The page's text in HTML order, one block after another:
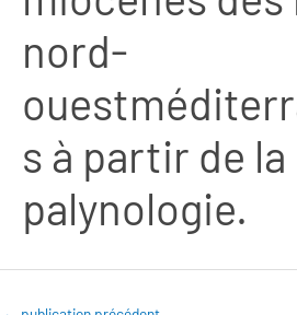
nord-
s à partir de la
palynologie.